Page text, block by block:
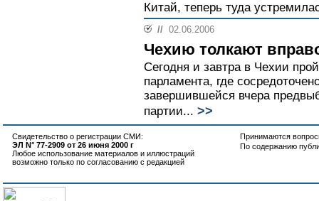
Китай, теперь туда
// 02.06.2006
Чехию толкают
Сегодня и завтра в Чехии
парламента, где
завершившейся вчера
партии... >>
Свидетельство о регистрации СМИ:
ЭЛ N° 77-2909 от 26 июня 2000 г
Любое использование материалов и иллюстраций
возможно только по согласованию с редакцией
Принимаются
По содержанию